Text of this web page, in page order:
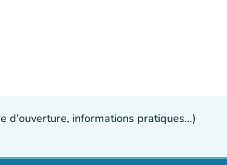
d'ouverture, informations pratiques…)